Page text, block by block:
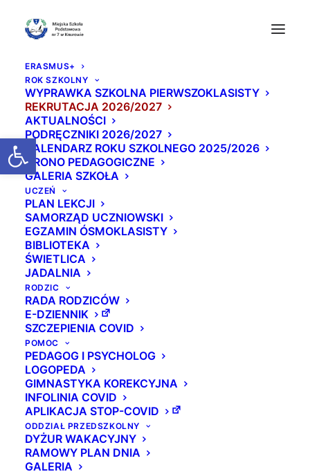
Otwórz pasek narzędzi
ERASMUS+
ROK SZKOLNY
WYPRAWKA SZKOLNA PIERWSZOKLASISTY
REKRUTACJA 2026/2027
AKTUALNOŚCI
PODRĘCZNIKI 2026/2027
KALENDARZ ROKU SZKOLNEGO 2025/2026
GRONO PEDAGOGICZNE
GALERIA SZKOŁA
UCZEŃ
PLAN LEKCJI
SAMORZĄD UCZNIOWSKI
EGZAMIN ÓSMOKLASISTY
BIBLIOTEKA
ŚWIETLICA
JADALNIA
RODZIC
RADA RODZICÓW
E-DZIENNIK
SZCZEPIENIA COVID
POMOC
PEDAGOG I PSYCHOLOG
LOGOPEDA
GIMNASTYKA KOREKCYJNA
INFOLINIA COVID
APLIKACJA STOP-COVID
ODDZIAŁ PRZEDSZKOLNY
DYŻUR WAKACYJNY
RAMOWY PLAN DNIA
GALERIA
Egzamin na kartę row
erową 🚴‍♀️
27 MAJA 2026